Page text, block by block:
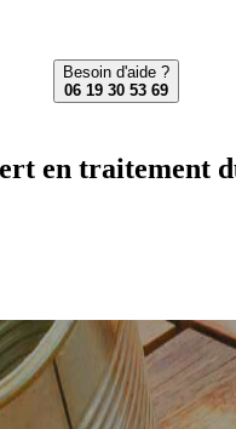
Besoin d'aide ?
06 19 30 53 69
en traitement